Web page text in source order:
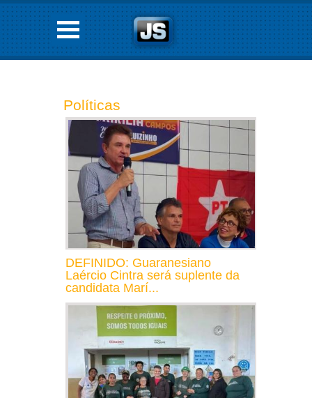
Políticas
DEFINIDO: Guaranesiano
Laércio Cintra será suplente da
candidata Marí...